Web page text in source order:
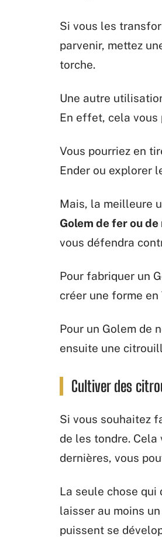
Si vous les
parvenir, mettez
torche.
Une autre
En effet, cela vous
Vous pourriez en
Ender ou explorer
Mais, la meilleure
Golem de fer ou
vous défendra
Pour fabriquer un
créer une forme
Pour un Golem de
ensuite une
Cultiver des
Si vous souhaitez
de les tondre. Cela
dernières, vous
La seule chose qui
laisser au moins
puissent se